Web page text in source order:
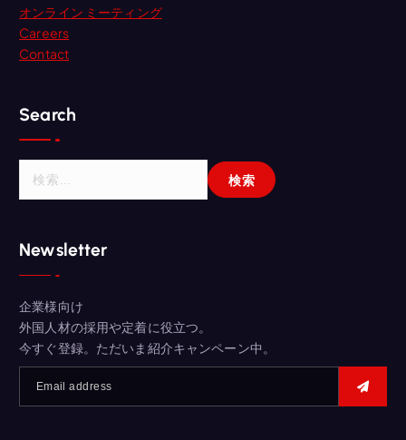
オンライン ミーティング
Careers
Contact
Search
Newsletter
企業様向け
外国人材の採用や定着に役立つ。
今すぐ登録。ただいま紹介キャンペーン中。